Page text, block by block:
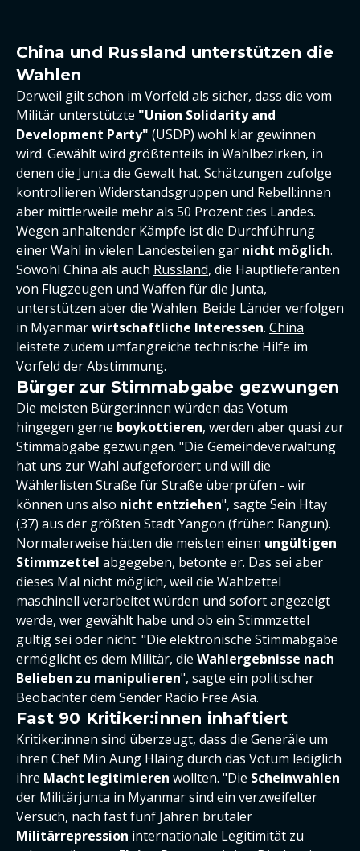
China und Russland unterstützen die
Wahlen
Derweil gilt schon im Vorfeld als sicher, dass die vom
Militär unterstützte "Union Solidarity and
Development Party" (USDP) wohl klar gewinnen
wird. Gewählt wird größtenteils in Wahlbezirken, in
denen die Junta die Gewalt hat. Schätzungen zufolge
kontrollieren Widerstandsgruppen und Rebell:innen
aber mittlerweile mehr als 50 Prozent des Landes.
Wegen anhaltender Kämpfe ist die Durchführung
einer Wahl in vielen Landesteilen gar nicht möglich.
Sowohl China als auch Russland, die Hauptlieferanten
von Flugzeugen und Waffen für die Junta,
unterstützen aber die Wahlen. Beide Länder verfolgen
in Myanmarwirtschaftliche Interessen. China
leistete zudem umfangreiche technische Hilfe im
Vorfeld der Abstimmung.
Bürger zur Stimmabgabe gezwungen
Die meisten Bürger:innen würden das Votum
hingegen gerne boykottieren, werden aber quasi zur
Stimmabgabe gezwungen. "Die Gemeindeverwaltung
hat uns zur Wahl aufgefordert und will die
Wählerlisten Straße für Straße überprüfen - wir
können uns also nicht entziehen", sagte Sein Htay
(37) aus der größten Stadt Yangon (früher: Rangun).
Normalerweise hätten die meisten einen ungültigen
Stimmzettel abgegeben, betonte er. Das sei aber
dieses Mal nicht möglich, weil die Wahlzettel
maschinell verarbeitet würden und sofort angezeigt
werde, wer gewählt habe und ob ein Stimmzettel
gültig sei oder nicht. "Die elektronische Stimmabgabe
ermöglicht es dem Militär, die Wahlergebnisse nach
Belieben zu manipulieren", sagte ein politischer
Beobachter dem Sender Radio Free Asia.
Fast 90 Kritiker:innen inhaftiert
Kritiker:innen sind überzeugt, dass die Generäle um
ihren Chef Min Aung Hlaing durch das Votum lediglich
ihre Macht legitimieren wollten. "Die Scheinwahlen
der Militärjunta in Myanmar sind ein verzweifelter
Versuch, nach fast fünf Jahren brutaler
Militärrepression internationale Legitimität zu